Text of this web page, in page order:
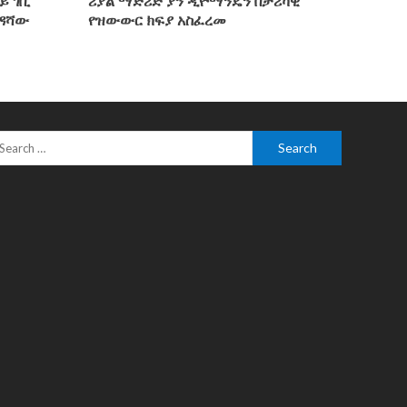
የዝውውር ክፍያ አስፈረመ